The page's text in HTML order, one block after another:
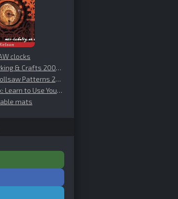
clocks
& Crafts 2008 №033
Patterns 2005
Saw in 25 Skill-Building Chapters
mats